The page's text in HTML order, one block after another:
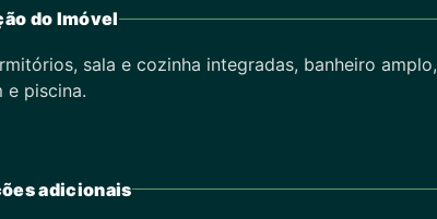
do Imóvel
sala e cozinha integradas, banheiro amplo,
e piscina.
adicionais